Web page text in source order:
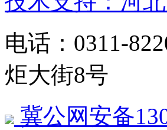
电话：0311-
炬大街8号
冀公网安备